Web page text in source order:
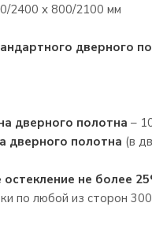
2400 х 800/2100 мм
дверного
дверного полотна –
дверного полотна (в
остекление не более
по любой из сторон